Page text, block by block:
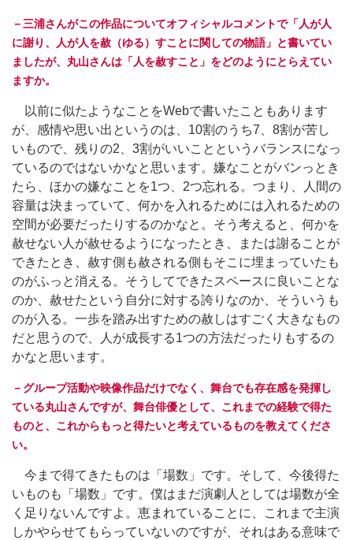
－三浦さんがこの作品についてオフィシャルコメントで「人が人
に謝り、人が人を赦（ゆる）すことに関しての物語」と書いてい
ましたが、丸山さんは「人を赦すこと」をどのようにとらえてい
ますか。
以前に似たようなことをWebで書いたこともあります
が、感情や思い出というのは、10割のうち7、8割が苦し
いもので、残りの2、3割がいいことというバランスになっ
ているのではないかなと思います。嫌なことがバンっとき
たら、ほかの嫌なことを1つ、2つ忘れる。つまり、人間の
容量は決まっていて、何かを入れるためには入れるための
空間が必要だったりするのかなと。そう考えると、何かを
赦せない人が赦せるようになったとき、または謝ることが
できたとき、赦す側も赦される側もそこに埋まっていたも
のがふっと消える。そうしてできたスペースに良いことな
のか、赦せたという自分に対する誇りなのか、そういうも
のが入る。一歩を踏み出すための赦しはすごく大きなもの
だと思うので、人が成長する1つの方法だったりもするの
かなと思います。
－グループ活動や映像作品だけでなく、舞台でも存在感を発揮し
ている丸山さんですが、舞台俳優として、これまでの経験で得た
ものと、これからもっと得たいと考えているものを教えてくださ
い。
今まで得てきたものは「場数」です。そして、今後得た
いものも「場数」です。僕はまだ演劇人としては場数が全
く足りないんですよ。恵まれていることに、これまで主演
しかやらせてもらっていないのですが、それはある意味で